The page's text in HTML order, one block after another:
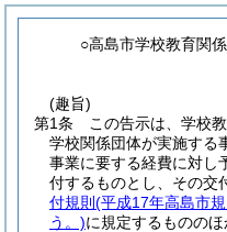
○高島市学校教育関
(趣旨)
第1条
この告示は、学校
学校関係団体が実施する
事業に要する経費に対し
付するものとし、その交
付規則 (平成17年高島市
う。)に規定するものの